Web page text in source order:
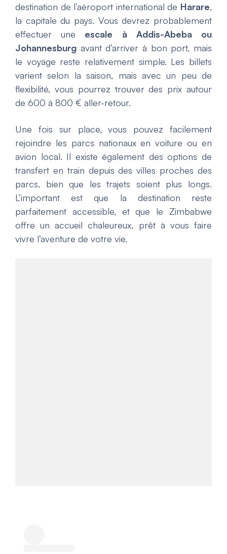
destination de l’aéroport international de Harare,
la capitale du pays. Vous devrez probablement
effectuer une escale à Addis-Abeba ou
Johannesburg avant d’arriver à bon port, mais
le voyage reste relativement simple. Les billets
varient selon la saison, mais avec un peu de
flexibilité, vous pourrez trouver des prix autour
de 600 à 800 € aller-retour.
Une fois sur place, vous pouvez facilement
rejoindre les parcs nationaux en voiture ou en
avion local. Il existe également des options de
transfert en train depuis des villes proches des
parcs, bien que les trajets soient plus longs.
L’important est que la destination reste
parfaitement accessible, et que le Zimbabwe
offre un accueil chaleureux, prêt à vous faire
vivre l’aventure de votre vie.